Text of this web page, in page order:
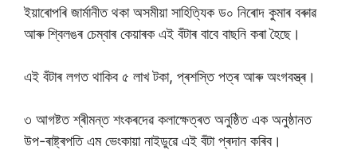
ইয়াৰোপৰি জাৰ্মানীত থকা অসমীয়া সাহিত্যিক ড০ নিৰোদ কুমাৰ বৰুাৱ
আৰু শ্বিলঙৰ চেম্বাৰ কেয়াৰক এই বঁটাৰ বাবে বাছনি কৰা হৈছে।
এই বঁটাৰ লগত থাকিব ৫ লাখ টকা, প্ৰশস্তি পত্ৰ আৰু অংগবস্ত্ৰ।
৩ আগষ্টত শ্ৰীমন্ত শংকৰদেৱ কলাক্ষেত্ৰত অনুষ্ঠিত এক অনুষ্ঠানত
উপ-ৰাষ্ট্ৰপতি এম ভেংকায়া নাইডুৱে এই বঁটা প্ৰদান কৰিব।